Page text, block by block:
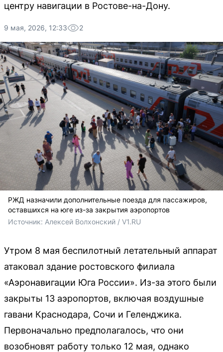
центру навигации в Ростове-на-Дону.
9 мая, 2026, 12:33 2
РЖД назначили дополнительные поезда для пассажиров,
оставшихся на юге из-за закрытия аэропортов
Источник: Алексей Волхонский / V1.RU
Утром 8 мая беспилотный летательный аппарат
атаковал здание ростовского филиала
«Аэронавигации Юга России». Из-за этого были
закрыты 13 аэропортов, включая воздушные
гавани Краснодара, Сочи и Геленджика.
Первоначально предполагалось, что они
возобновят работу только 12 мая, однако